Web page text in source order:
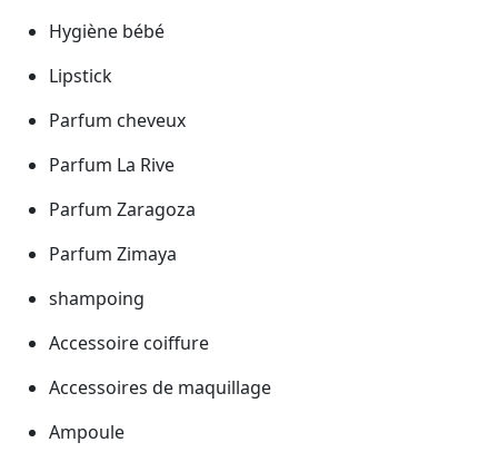
Hygiène bébé
Lipstick
Parfum cheveux
Parfum La Rive
Parfum Zaragoza
Parfum Zimaya
shampoing
Accessoire coiffure
Accessoires de maquillage
Ampoule